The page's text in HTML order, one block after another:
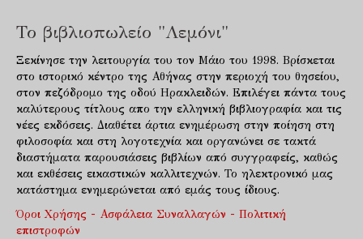
Το βιβλιοπωλείο "Λεμόνι"
Ξεκίνησε την λειτουργία του τον Μάιο του 1998. Βρίσκεται
στο ιστορικό κέντρο της Αθήνας στην περιοχή του θησείου,
στον πεζόδρομο της οδού Ηρακλειδών. Επιλέγει πάντα τους
καλύτερους τίτλους απο την ελληνική βιβλιογραφία και τις
νέες εκδόσεις. Διαθέτει άρτια ενημέρωση στην ποίηση στη
φιλοσοφία και στη λογοτεχνία και οργανώνει σε τακτά
διαστήματα παρουσιάσεις βιβλίων από συγγραφείς, καθώς
και εκθέσεις εικαστικών καλλιτεχνών. Το ηλεκτρονικό μας
κατάστημα ενημερώνεται από εμάς τους ίδιους.
Όροι Χρήσης - Ασφάλεια Συναλλαγών - Πολιτική
επιστροφών